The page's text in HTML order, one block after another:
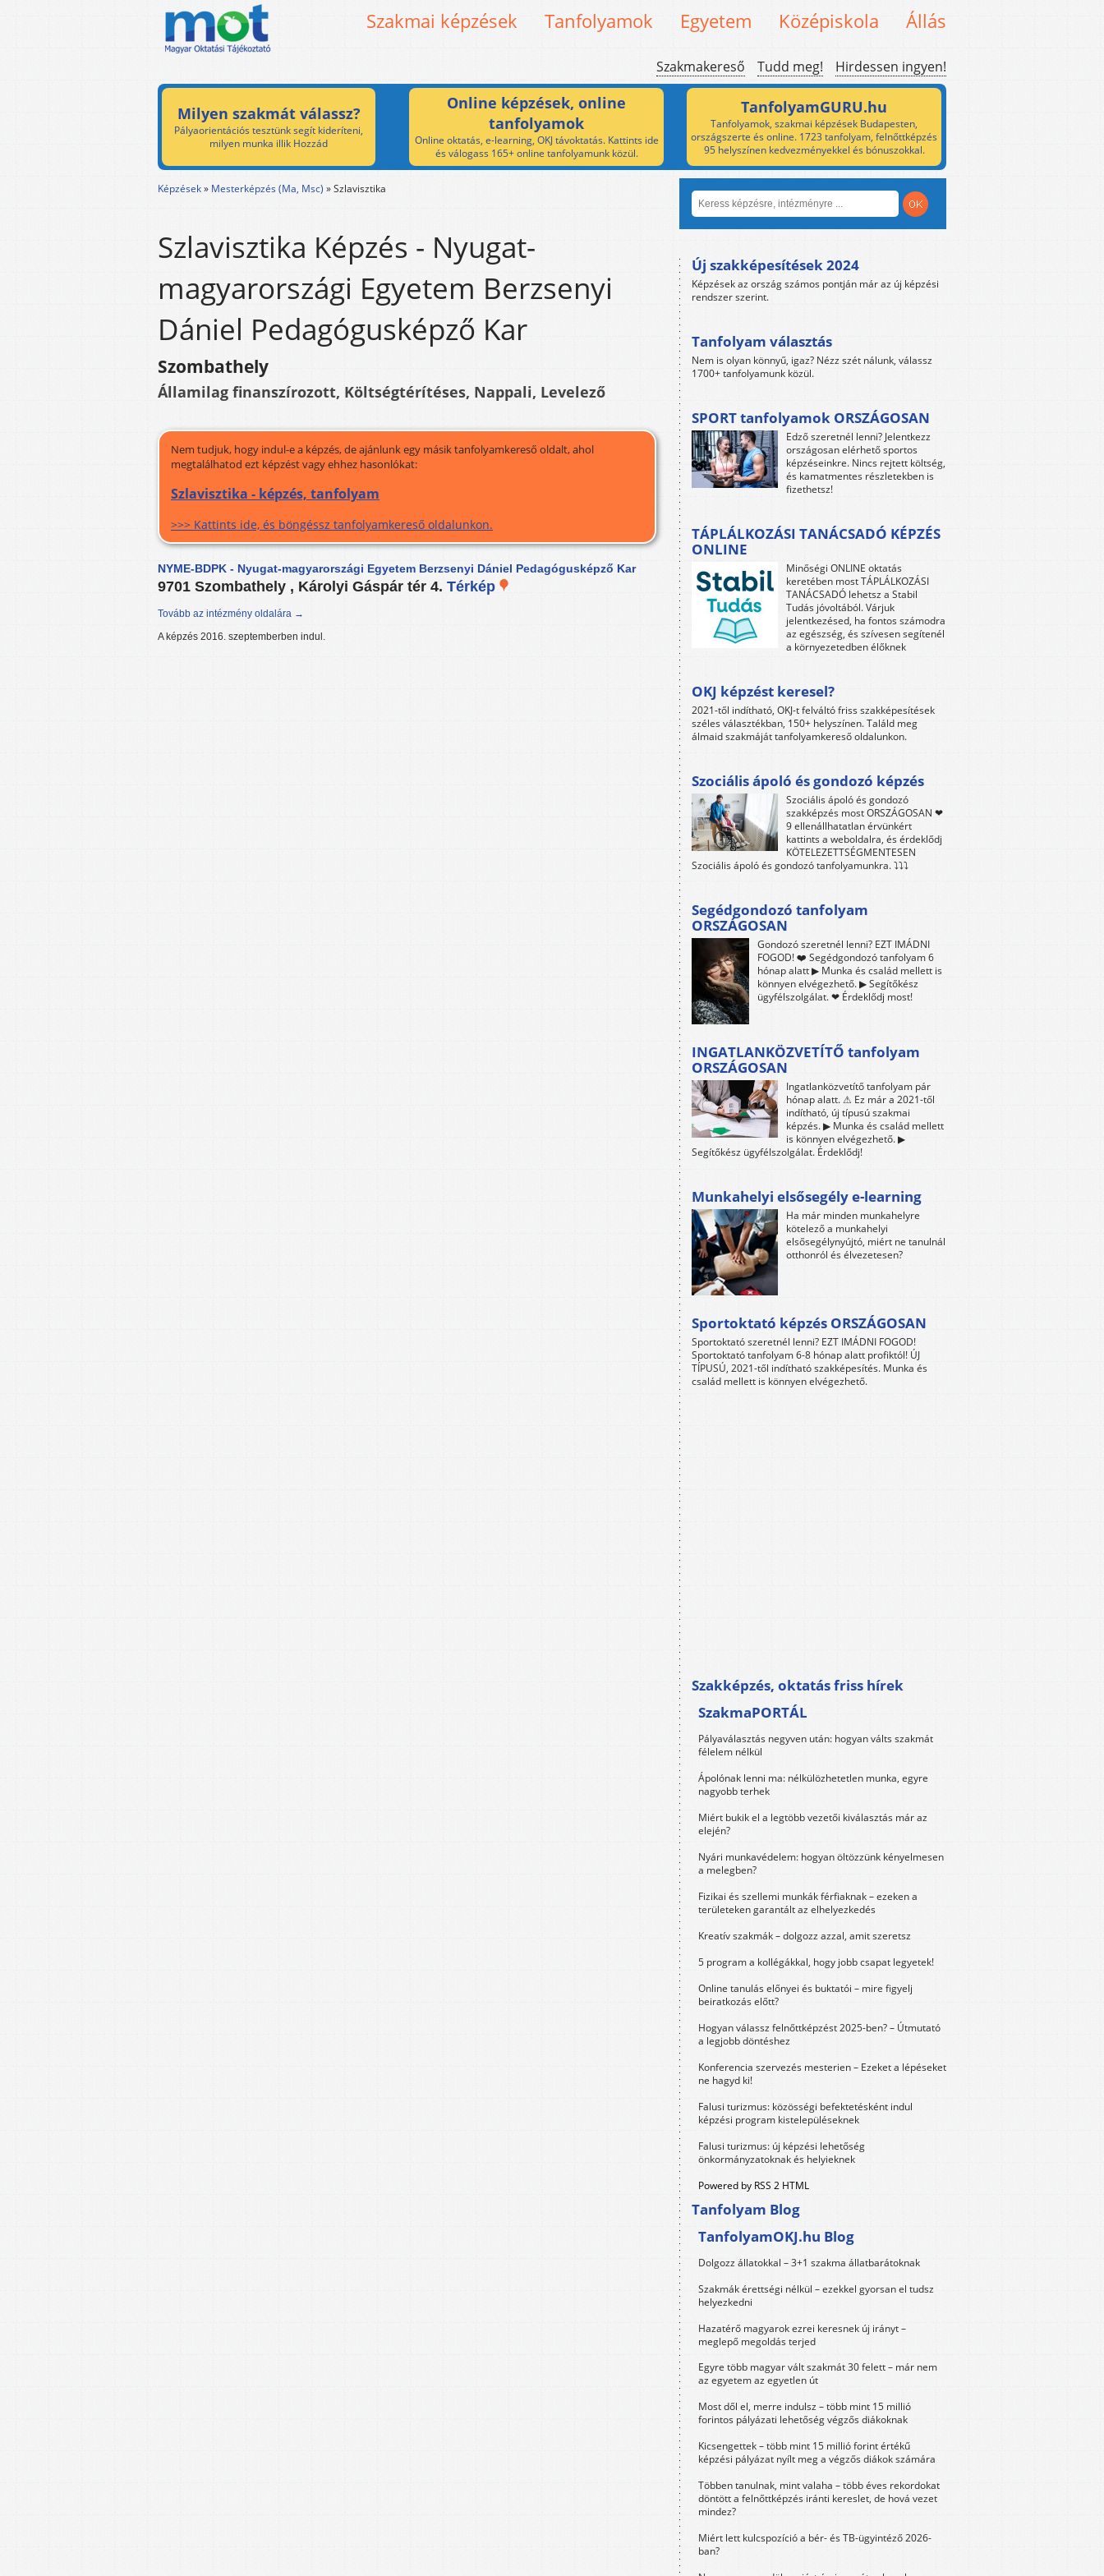
Szakmai képzések Tanfolyamok Egyetem Középiskola Állás
Szakmakereső Tudd meg! Hirdessen ingyen!
Milyen szakmát válassz?
Pályaorientációs tesztünk segít kideríteni,
milyen munka illik Hozzád
Online képzések, online
tanfolyamok
Online oktatás, e-learning, OKJ távoktatás. Kattints ide
és válogass 165+ online tanfolyamunk közül.
TanfolyamGURU.hu
Tanfolyamok, szakmai képzések Budapesten,
országszerte és online. 1723 tanfolyam, felnőttképzés
95 helyszínen kedvezményekkel és bónuszokkal.
Képzések» Mesterképzés (Ma, Msc) »Szlavisztika
Szlavisztika Képzés - Nyugat-
magyarországi Egyetem Berzsenyi
Dániel Pedagógusképző Kar
Szombathely
Államilag finanszírozott, Költségtérítéses, Nappali, Levelező
Nem tudjuk, hogy indul-e a képzés, de ajánlunk egy másik tanfolyamkereső oldalt, ahol
megtalálhatod ezt képzést vagy ehhez hasonlókat:
Szlavisztika - képzés, tanfolyam
>>> Kattints ide, és böngéssz tanfolyamkereső oldalunkon.
NYME-BDPK - Nyugat-magyarországi Egyetem Berzsenyi Dániel Pedagógusképző Kar
9701 Szombathely , Károlyi Gáspár tér 4. Térkép
Tovább az intézmény oldalára →
A képzés 2016. szeptemberben indul.
Új szakképesítések 2024
Képzések az ország számos pontján már az új képzési
rendszer szerint.
Tanfolyam választás
Nem is olyan könnyű, igaz? Nézz szét nálunk, válassz
1700+ tanfolyamunk közül.
SPORT tanfolyamok ORSZÁGOSAN
Edző szeretnél lenni? Jelentkezz
országosan elérhető sportos
képzéseinkre. Nincs rejtett költség,
és kamatmentes részletekben is
fizethetsz!
TÁPLÁLKOZÁSI TANÁCSADÓ KÉPZÉS
ONLINE
Minőségi ONLINE oktatás
keretében most TÁPLÁLKOZÁSI
TANÁCSADÓ lehetsz a Stabil
Tudás jóvoltából. Várjuk
jelentkezésed, ha fontos számodra
az egészség, és szívesen segítenél
a környezetedben élőknek
OKJ képzést keresel?
2021-től indítható, OKJ-t felváltó friss szakképesítések
széles választékban, 150+ helyszínen. Találd meg
álmaid szakmáját tanfolyamkereső oldalunkon.
Szociális ápoló és gondozó képzés
Szociális ápoló és gondozó
szakképzés most ORSZÁGOSAN ❤
9 ellenállhatatlan érvünkért
kattints a weboldalra, és érdeklődj
KÖTELEZETTSÉGMENTESEN
Szociális ápoló és gondozó tanfolyamunkra. ⤵⤵⤵
Segédgondozó tanfolyam
ORSZÁGOSAN
Gondozó szeretnél lenni? EZT IMÁDNI
FOGOD! ❤️ Segédgondozó tanfolyam 6
hónap alatt ▶ Munka és család mellett is
könnyen elvégezhető. ▶ Segítőkész
ügyfélszolgálat. ❤ Érdeklődj most!
INGATLANKÖZVETÍTŐ tanfolyam
ORSZÁGOSAN
Ingatlanközvetítő tanfolyam pár
hónap alatt. ⚠ Ez már a 2021-től
indítható, új típusú szakmai
képzés. ▶ Munka és család mellett
is könnyen elvégezhető. ▶
Segítőkész ügyfélszolgálat. Érdeklődj!
Munkahelyi elsősegély e-learning
Ha már minden munkahelyre
kötelező a munkahelyi
elsősegélynyújtó, miért ne tanulnál
otthonról és élvezetesen?
Sportoktató képzés ORSZÁGOSAN
Sportoktató szeretnél lenni? EZT IMÁDNI FOGOD!
Sportoktató tanfolyam 6-8 hónap alatt profiktól! ÚJ
TÍPUSÚ, 2021-től indítható szakképesítés. Munka és
család mellett is könnyen elvégezhető.
Szakképzés, oktatás friss hírek
SzakmaPORTÁL
Pályaválasztás negyven után: hogyan válts szakmát
félelem nélkül
Ápolónak lenni ma: nélkülözhetetlen munka, egyre
nagyobb terhek
Miért bukik el a legtöbb vezetői kiválasztás már az
elején?
Nyári munkavédelem: hogyan öltözzünk kényelmesen
a melegben?
Fizikai és szellemi munkák férfiaknak – ezeken a
területeken garantált az elhelyezkedés
Kreatív szakmák – dolgozz azzal, amit szeretsz
5 program a kollégákkal, hogy jobb csapat legyetek!
Online tanulás előnyei és buktatói – mire figyelj
beiratkozás előtt?
Hogyan válassz felnőttképzést 2025-ben? – Útmutató
a legjobb döntéshez
Konferencia szervezés mesterien – Ezeket a lépéseket
ne hagyd ki!
Falusi turizmus: közösségi befektetésként indul
képzési program kistelepüléseknek
Falusi turizmus: új képzési lehetőség
önkormányzatoknak és helyieknek
Powered by RSS 2 HTML
Tanfolyam Blog
TanfolyamOKJ.hu Blog
Dolgozz állatokkal – 3+1 szakma állatbarátoknak
Szakmák érettségi nélkül – ezekkel gyorsan el tudsz
helyezkedni
Hazatérő magyarok ezrei keresnek új irányt –
meglepő megoldás terjed
Egyre több magyar vált szakmát 30 felett – már nem
az egyetem az egyetlen út
Most dől el, merre indulsz – több mint 15 millió
forintos pályázati lehetőség végzős diákoknak
Kicsengettek – több mint 15 millió forint értékű
képzési pályázat nyílt meg a végzős diákok számára
Többen tanulnak, mint valaha – több éves rekordokat
döntött a felnőttképzés iránti kereslet, de hová vezet
mindez?
Miért lett kulcspozíció a bér- és TB-ügyintéző 2026-
ban?